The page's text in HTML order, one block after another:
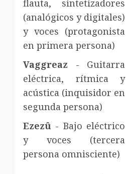
flauta, sintetizadores
(analógicos y digitales)
y voces (protagonista
en primera persona)
Vaggreaz - Guitarra
eléctrica, rítmica y
acústica (inquisidor en
segunda persona)
Ezezû - Bajo eléctrico
y voces (tercera
persona omnisciente)